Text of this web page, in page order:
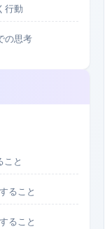
行動
の思考
こと
ること
ること